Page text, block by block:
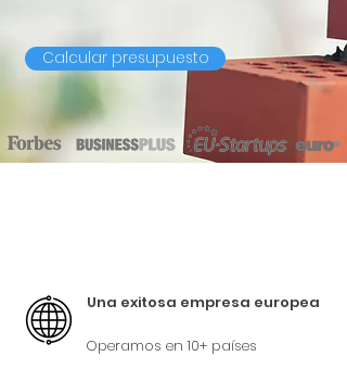
Calcular presupuesto
Una exitosa empresa europea
Operamos en 10+ países